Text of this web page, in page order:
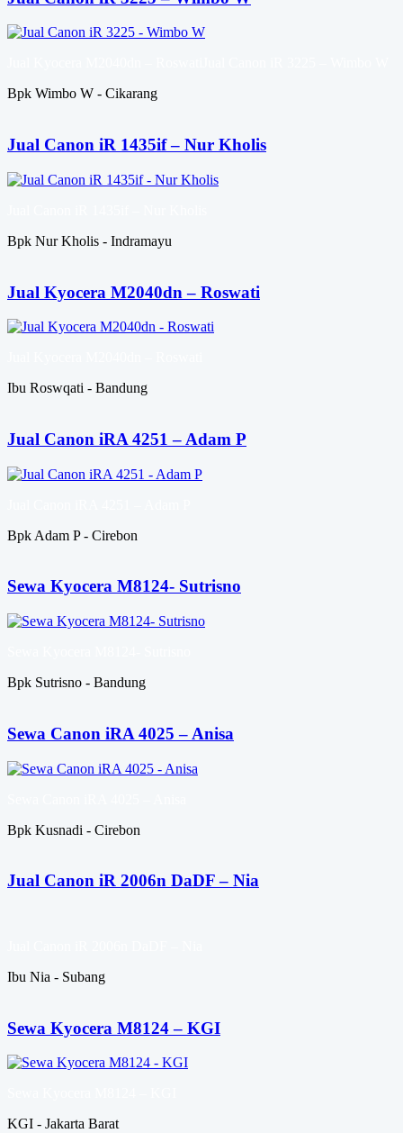
Bpk Wimbo W - Cikarang
Jual Canon iR 1435if – Nur Kholis
Bpk Nur Kholis - Indramayu
Jual Kyocera M2040dn – Roswati
Ibu Roswqati - Bandung
Jual Canon iRA 4251 – Adam P
Bpk Adam P - Cirebon
Sewa Kyocera M8124- Sutrisno
Bpk Sutrisno - Bandung
Sewa Canon iRA 4025 – Anisa
Bpk Kusnadi - Cirebon
Jual Canon iR 2006n DaDF – Nia
Ibu Nia - Subang
Sewa Kyocera M8124 – KGI
KGI - Jakarta Barat